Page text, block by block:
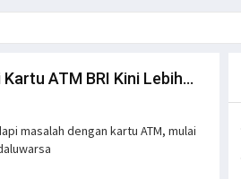
ATM BRI Kini Lebih...
masalah dengan kartu ATM, mulai